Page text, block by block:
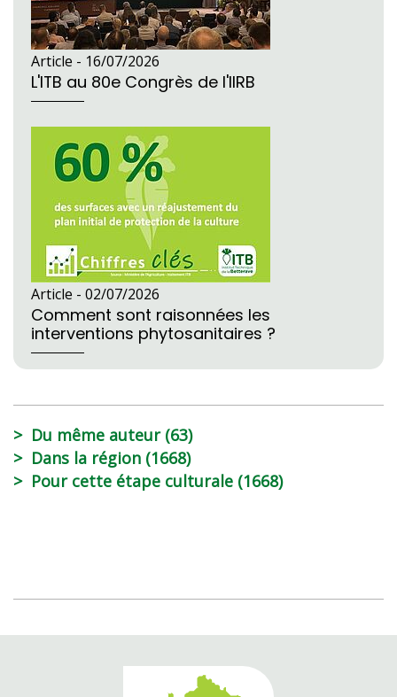
Article - 16/07/2026
L'ITB au 80e Congrès de l'IIRB
Article - 02/07/2026
Comment sont raisonnées les
interventions phytosanitaires ?
Du même auteur (63)
Dans la région (1668)
Pour cette étape culturale (1668)